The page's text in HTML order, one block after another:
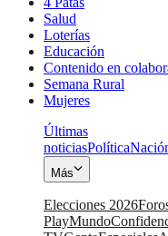
Salud
Loterías
Educación
Contenido en
Semana Rural
Mujeres
Últimas
noticiasPolítica
Más
Elecciones 2026
PlayMundo